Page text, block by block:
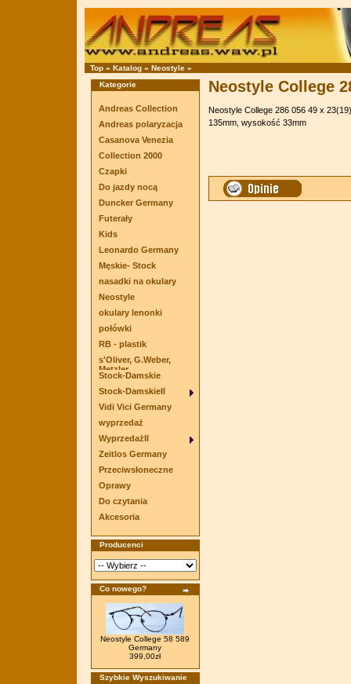
Top» Katalog» Neostyle»
Kategorie
Producenci
Co nowego?
Neostyle College 58 589
Germany
399,00zł
Szybkie Wyszukiwanie
Neostyle College
Neostyle College 286 056 49 x
135mm, wysokość 33mm
Andreas Collection
Andreas polaryzacja
Casanova Venezia
Collection 2000
Czapki
Do jazdy nocą
Duncker Germany
Futerały
Kids
Leonardo Germany
Męskie- Stock
nasadki na okulary
Neostyle
okulary lenonki
połówki
RB - plastik
s'Oliver, G.Weber,
Metzler
Stock-Damskie
Stock-DamskieII
Vidi Vici Germany
wyprzedaż
WyprzedażII
Zeitlos Germany
Przeciwsłoneczne
Oprawy
Do czytania
Akcesoria